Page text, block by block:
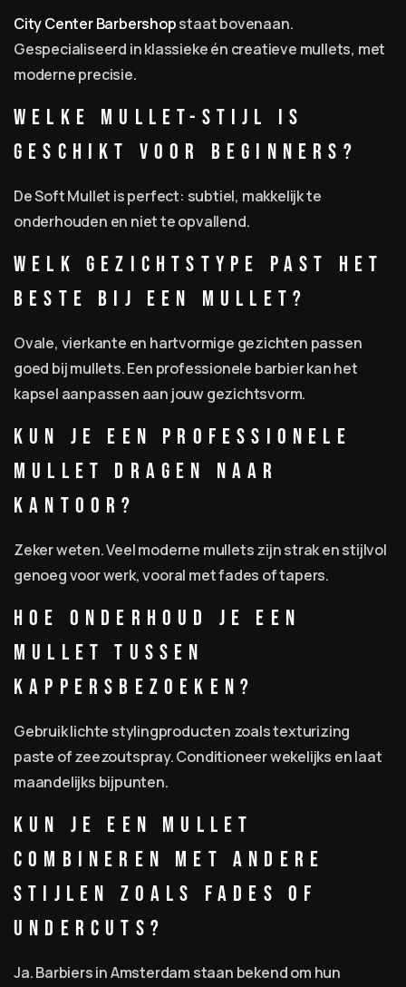
City Center Barbershopstaat bovenaan.
Gespecialiseerd in klassieke én creatieve mullets, met
moderne precisie.
Welke mullet-stijl is
geschikt voor beginners?
De Soft Mullet is perfect: subtiel, makkelijk te
onderhouden en niet te opvallend.
Welk gezichtstype past het
beste bij een mullet?
Ovale, vierkante en hartvormige gezichten passen
goed bij mullets. Een professionele barbier kan het
kapsel aanpassen aan jouw gezichtsvorm.
Kun je een professionele
mullet dragen naar
kantoor?
Zeker weten. Veel moderne mullets zijn strak en stijlvol
genoeg voor werk, vooral met fades of tapers.
Hoe onderhoud je een
mullet tussen
kappersbezoeken?
Gebruik lichte stylingproducten zoals texturizing
paste of zeezoutspray. Conditioneer wekelijks en laat
maandelijks bijpunten.
Kun je een mullet
combineren met andere
stijlen zoals fades of
undercuts?
Ja. Barbiers in Amsterdam staan bekend om hun